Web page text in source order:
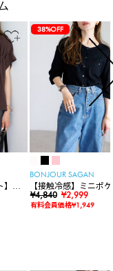
シ
ップ
38%OFF
BONJOUR SAGAN
【接触冷感】ミニポ
袖ニットカーディガン
¥4,840 ¥2,999
有料会員価格¥1,949